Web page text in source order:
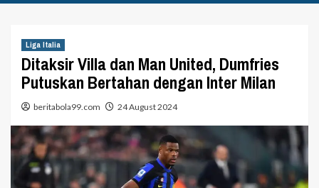
Liga Italia
Ditaksir Villa dan Man United, Dumfries
Putuskan Bertahan dengan Inter Milan
beritabola99.com 24 August 2024